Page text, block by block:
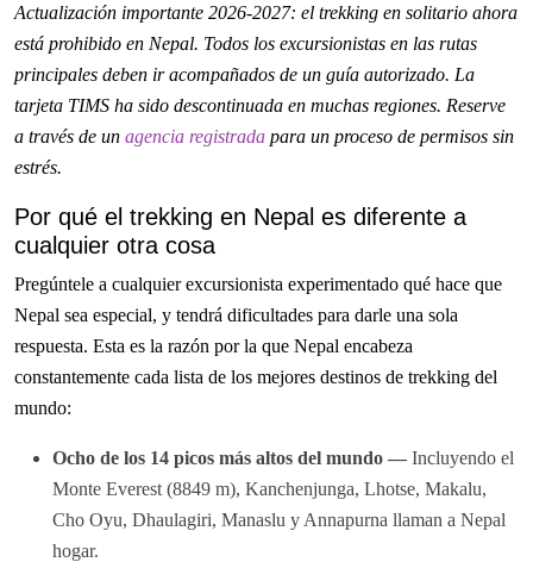
Actualización importante 2026-2027: el trekking en solitario ahora
está prohibido en Nepal. Todos los excursionistas en las rutas
principales deben ir acompañados de un guía autorizado. La
tarjeta TIMS ha sido descontinuada en muchas regiones. Reserve
a través de un agencia registrada para un proceso de permisos sin
estrés.
Por qué el trekking en Nepal es diferente a
cualquier otra cosa
Pregúntele a cualquier excursionista experimentado qué hace que
Nepal sea especial, y tendrá dificultades para darle una sola
respuesta. Esta es la razón por la que Nepal encabeza
constantemente cada lista de los mejores destinos de trekking del
mundo:
Ocho de los 14 picos más altos del mundo — Incluyendo el
Monte Everest (8849 m), Kanchenjunga, Lhotse, Makalu,
Cho Oyu, Dhaulagiri, Manaslu y Annapurna llaman a Nepal
hogar.